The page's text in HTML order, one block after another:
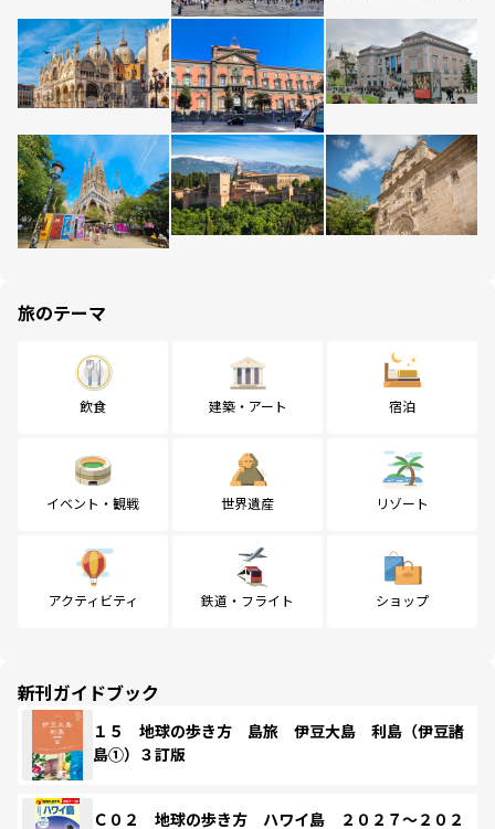
旅のテーマ
飲食 建築・アート 宿泊
イベント・観戦 世界遺産 リゾート
アクティビティ 鉄道・フライト ショップ
新刊ガイドブック
１５ 地球の歩き方 島旅 伊豆大島 利島（伊豆諸
島①）３訂版
Ｃ０２ 地球の歩き方 ハワイ島 ２０２７～２０２